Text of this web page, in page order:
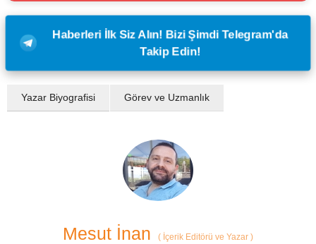
Haberleri İlk Siz Alın! Bizi Şimdi Telegram'da
Takip Edin!
Yazar Biyografisi Görev ve Uzmanlık
Mesut İnan ( İçerik Editörü ve Yazar )